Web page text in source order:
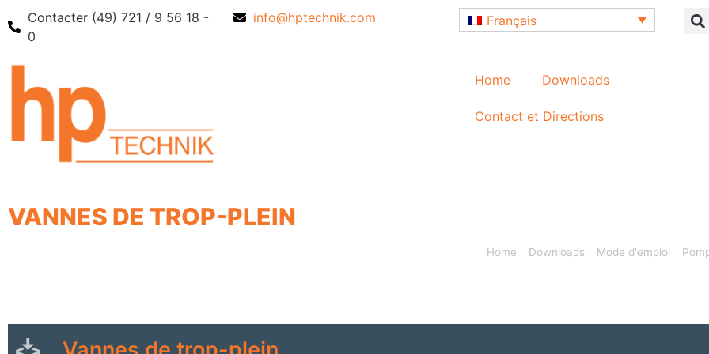
Contacter (49) 721 / 9 56 18 -
0
info@hptechnik.com Français
Home Downloads
Contact et Directions
VANNES DE TROP-PLEIN
Home Downloads Mode d'emploi